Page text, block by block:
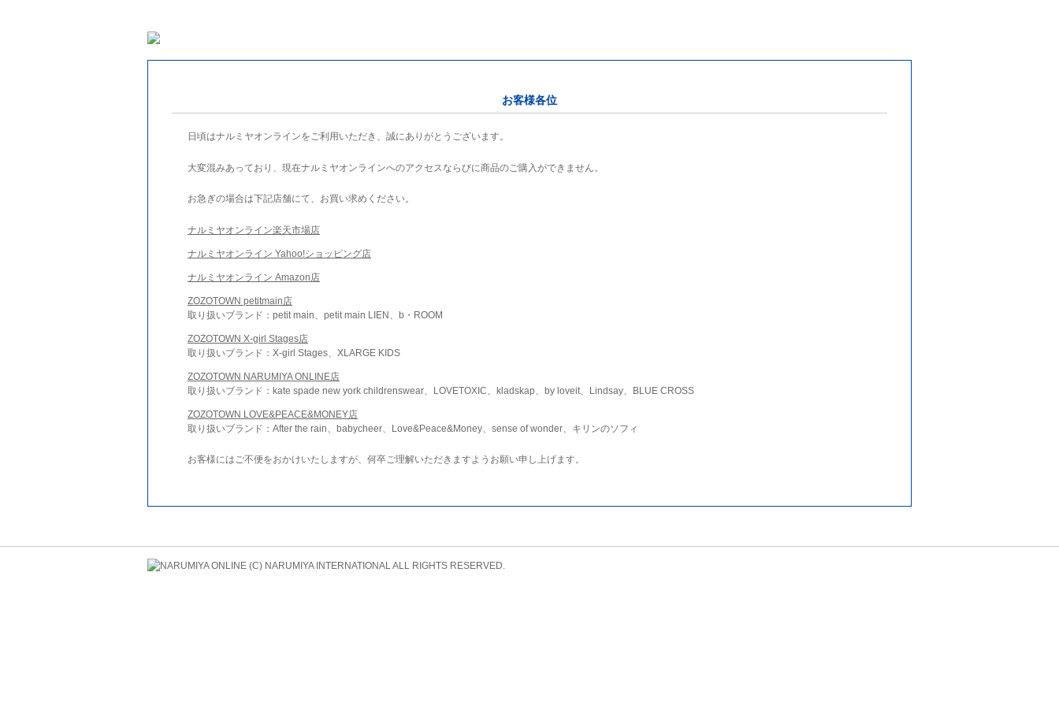
お客様各位
日頃はナルミヤオンラインをご利用いただき、誠にありがとうございます。
大変混みあっており、現在ナルミヤオンラインへのアクセスならびに商品のご購入ができません。
お急ぎの場合は下記店舗にて、お買い求めください。
ナルミヤオンライン楽天市場店
ナルミヤオンライン Yahoo!ショッピング店
ナルミヤオンライン Amazon店
ZOZOTOWN petitmain店
取り扱いブランド：petit main、petit main LIEN、b・ROOM
ZOZOTOWN X-girl Stages店
取り扱いブランド：X-girl Stages、XLARGE KIDS
ZOZOTOWN NARUMIYA ONLINE店
取り扱いブランド：kate spade new york childrenswear、LOVETOXIC、kladskap、by loveit、Lindsay、BLUE CROSS
ZOZOTOWN LOVE&PEACE&MONEY店
取り扱いブランド：After the rain、babycheer、Love&Peace&Money、sense of wonder、キリンのソフィ
お客様にはご不便をおかけいたしますが、何卒ご理解いただきますようお願い申し上げます。